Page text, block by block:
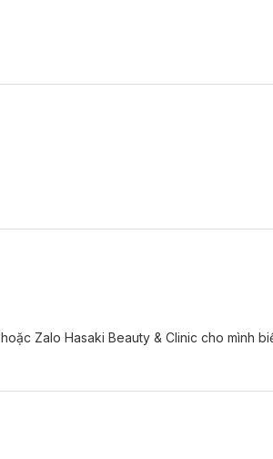
Zalo Hasaki Beauty & Clinic cho mình